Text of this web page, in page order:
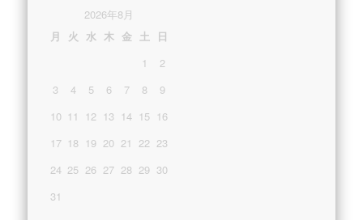
2026年8月
月
火 水 木 金 土 日
1
2
3
4 5 6 7 8
9
10 11 12 13 14 15 16
17 18 19 20 21 22 23
24 25 26 27 28 29 30
31